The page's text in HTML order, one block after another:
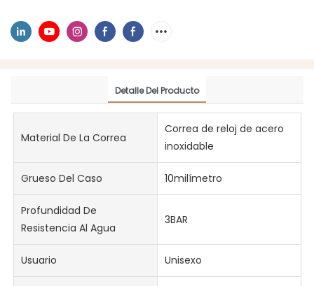
Detalle Del Producto
Material De La Correa
Correa de reloj de acero
inoxidable
Grueso Del Caso 10milímetro
Profundidad De
Resistencia Al Agua
3BAR
Usuario Unisexo